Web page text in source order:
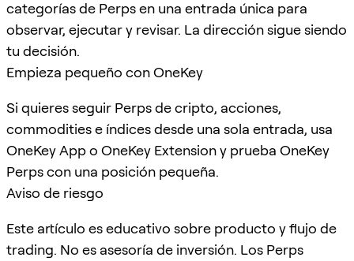
categorías de Perps en una entrada única para
observar, ejecutar y revisar. La dirección sigue siendo
tu decisión.
Empieza pequeño con OneKey
Si quieres seguir Perps de cripto, acciones,
commodities e índices desde una sola entrada, usa
OneKey App o OneKey Extension y prueba OneKey
Perps con una posición pequeña.
Aviso de riesgo
Este artículo es educativo sobre producto y flujo de
trading. No es asesoría de inversión. Los Perps